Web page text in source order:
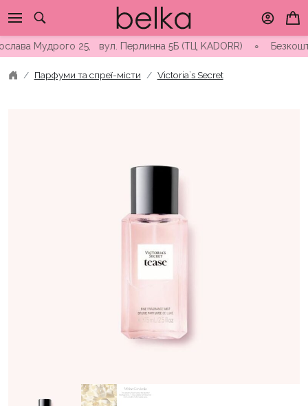
to
content
Мудрого 25, вул. Перлинна 5Б (ТЦ KADORR) ∘ Безкоштовна
Парфуми та спреї-місти Victoria`s Secret